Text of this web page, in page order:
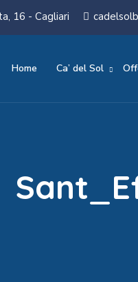
16 - Cagliari
Home Ca’ del Sol